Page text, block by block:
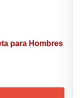
para Hombres